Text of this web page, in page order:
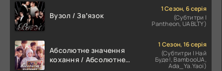
Вузол / Звʼязок
1 Сезон, 6 серія
(Субтитри |
Pantheon, UABLTY)
Абсолютне значення
кохання / Абсолютне
1 Сезон, 16 серія
(Субтитри | Най
Буде!, BambooUA,
Ada_Ya.Yaoi)